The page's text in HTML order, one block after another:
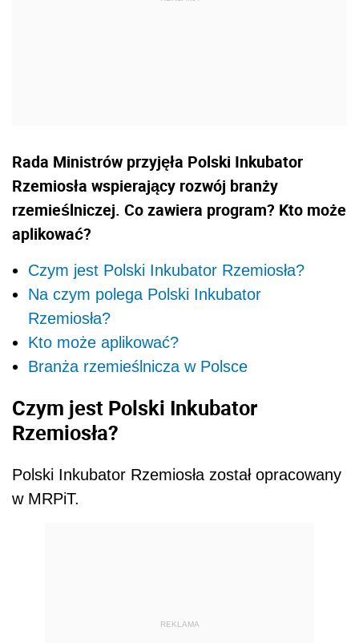
Rada Ministrów przyjęła Polski Inkubator
Rzemiosła wspierający rozwój branży
rzemieślniczej. Co zawiera program? Kto może
aplikować?
Czym jest Polski Inkubator Rzemiosła?
Na czym polega Polski Inkubator
Rzemiosła?
Kto może aplikować?
Branża rzemieślnicza w Polsce
Czym jest Polski Inkubator
Rzemiosła?
Polski Inkubator Rzemiosła został opracowany
w MRPiT.
REKLAMA